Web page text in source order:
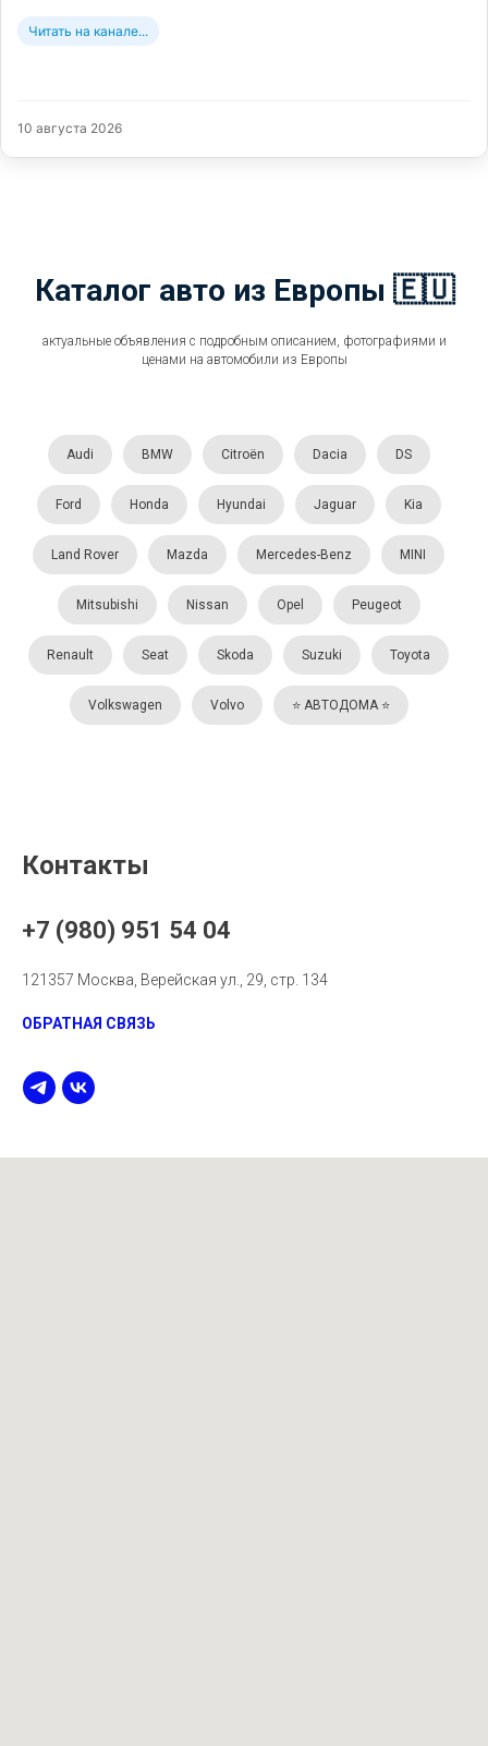
Читать на канале...
10 августа 2026
Каталог авто из Европы 🇪🇺
актуальные объявления с подробным описанием, фотографиями и
ценами на автомобили из Европы
Audi BMW Citroën Dacia DS
Ford Honda Hyundai Jaguar Kia
Land Rover Mazda Mercedes-Benz MINI
Mitsubishi Nissan Opel Peugeot
Renault Seat Skoda Suzuki Toyota
Volkswagen Volvo ⭐️ АВТОДОМА ⭐️
Контакты
+7 (980) 951 54 04
121357 Москва, Верейская ул., 29, стр. 134
ОБРАТНАЯ СВЯЗЬ